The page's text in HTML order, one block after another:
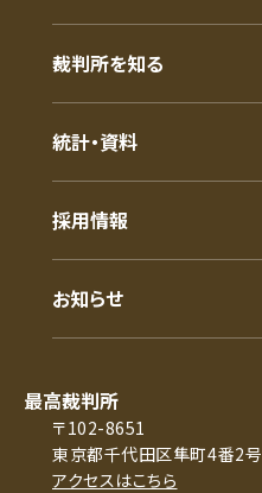
裁判所を知る
統計・資料
採用情報
お知らせ
最高裁判所
〒102-8651
東京都千代田区隼町4番2号
アクセスはこちら